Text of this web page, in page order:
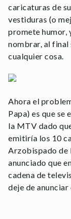
caricaturas de
vestiduras (o
promete humor,
nombrar, al
cualquier cosa.
Ahora el
Papa) es que
la MTV dado
emitiría los 10
Arzobispado de
anunciado que
cadena de
deje de anunciar